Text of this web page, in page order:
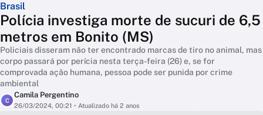
Brasil
Polícia investiga morte de sucuri de 6,5
metros em Bonito (MS)
Policiais disseram não ter encontrado marcas de tiro no animal, mas
corpo passará por perícia nesta terça-feira (26) e, se for
comprovada ação humana, pessoa pode ser punida por crime
ambiental
C
Camila Pergentino
26/03/2024, 00:21 • Atualizado há 2 anos